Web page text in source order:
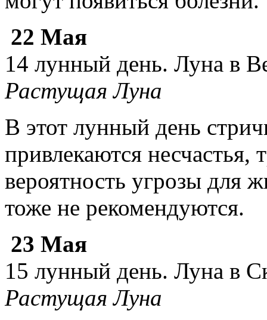
22 Мая
14 лунный день. Луна в
Растущая Луна
В этот лунный день
привлекаются
вероятность угрозы для
тоже не рекомендуются.
23 Мая
15 лунный день. Луна в
Растущая Луна